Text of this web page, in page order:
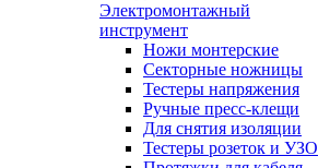
Электромонтажный
инструмент
Ножи монтерские
Секторные ножницы
Тестеры напряжения
Ручные пресс-клещи
Для снятия изоляции
Тестеры розеток и УЗО